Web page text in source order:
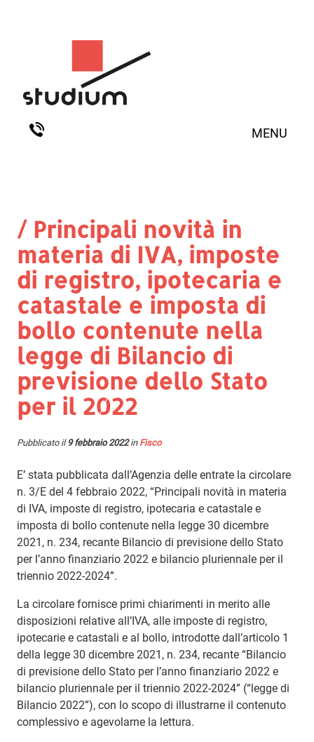
MENU
/ Principali novità in
materia di IVA, imposte
di registro, ipotecaria e
catastale e imposta di
bollo contenute nella
legge di Bilancio di
previsione dello Stato
per il 2022
Pubblicato il 9 febbraio 2022in Fisco
E’ stata pubblicata dall’Agenzia delle entrate la circolare
n. 3/E del 4 febbraio 2022, “Principali novità in materia
di IVA, imposte di registro, ipotecaria e catastale e
imposta di bollo contenute nella legge 30 dicembre
2021, n. 234, recante Bilancio di previsione dello Stato
per l’anno finanziario 2022 e bilancio pluriennale per il
triennio 2022-2024”.
La circolare fornisce primi chiarimenti in merito alle
disposizioni relative all’IVA, alle imposte di registro,
ipotecarie e catastali e al bollo, introdotte dall’articolo 1
della legge 30 dicembre 2021, n. 234, recante “Bilancio
di previsione dello Stato per l’anno finanziario 2022 e
bilancio pluriennale per il triennio 2022-2024” (“legge di
Bilancio 2022”), con lo scopo di illustrarne il contenuto
complessivo e agevolarne la lettura.